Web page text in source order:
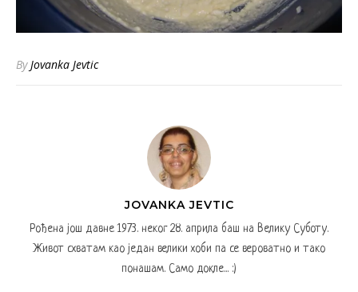
ByJovanka Jevtic
JOVANKA JEVTIC
Рођена још давне 1973. неког 28. априла баш на Велику Суботу.
Живот схватам као један велики хоби па се вероватно и тако
понашам. Само докле... :)